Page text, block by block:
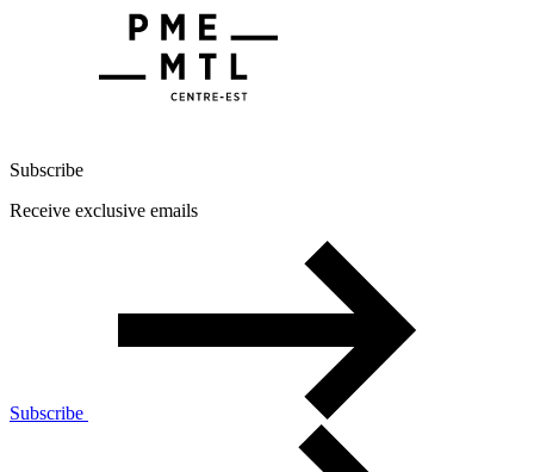
Subscribe
Receive exclusive emails
Subscribe